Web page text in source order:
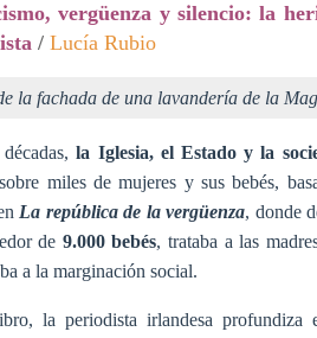
vergüenza y silencio: la
/ Lucía Rubio
la fachada de una lavandería de la
décadas,la Iglesia, el Estado y la
sobre miles de mujeres y sus bebés,
La república de la vergüenza, donde
de 9.000 bebés, trataba a las
a la marginación social.
la periodista irlandesa